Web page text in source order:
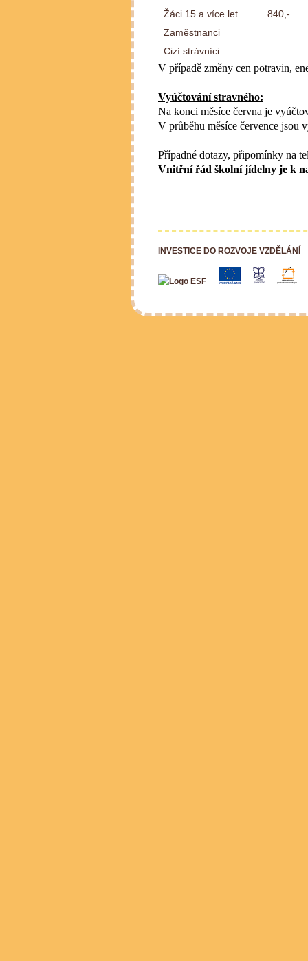
Žáci 15 a více let
840,-
Zaměstnanci
Cizí strávníci
V případě změny cen potravin,
Vyúčtování stravného:
Na konci měsíce června je
V průběhu měsíce července jsou
Případné dotazy, připomínky na
Vnitřní řád školní jídelny je k
INVESTICE DO ROZVOJE VZDĚLÁNÍ